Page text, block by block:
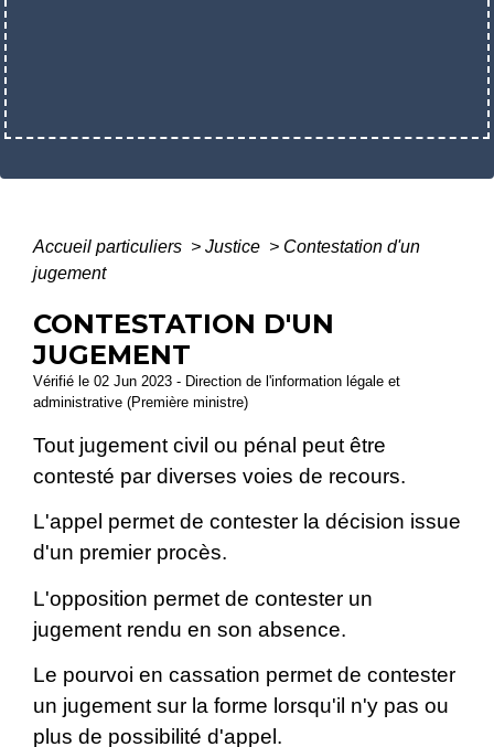
Accueil particuliers > Justice > Contestation d'un
jugement
CONTESTATION D'UN
JUGEMENT
Vérifié le 02 Jun 2023 - Direction de l'information légale et
administrative (Première ministre)
Tout jugement civil ou pénal peut être
contesté par diverses voies de recours.
L'appel permet de contester la décision issue
d'un premier procès.
L'opposition permet de contester un
jugement rendu en son absence.
Le pourvoi en cassation permet de contester
un jugement sur la forme lorsqu'il n'y pas ou
plus de possibilité d'appel.